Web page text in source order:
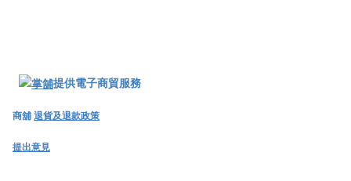
提供電子商貿服務
商舖退貨及退款政策
提出意見